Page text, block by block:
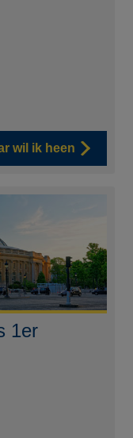
wil ik heen
1er